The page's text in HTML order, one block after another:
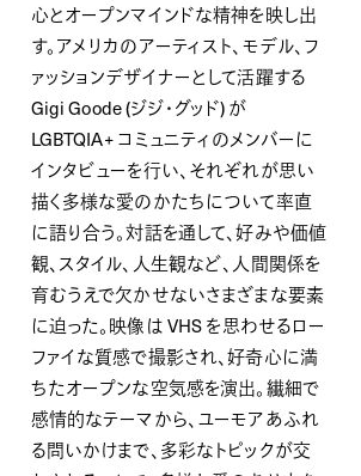
心とオープンマインドな精神を映し出
す。アメリカのアーティスト、モデル、フ
ァッションデザイナーとして活躍する
Gigi Goode (ジジ・グッド) が
LGBTQIA+ コミュニティのメンバーに
インタビューを行い、それぞれが思い
描く多様な愛のかたちについて率直
に語り合う。対話を通して、好みや価値
観、スタイル、人生観など、人間関係を
育むうえで欠かせないさまざまな要素
に迫った。映像は VHS を思わせるロー
ファイな質感で撮影され、好奇心に満
ちたオープンな空気感を演出。繊細で
感情的なテーマから、ユーモアあふれ
る問いかけまで、多彩なトピックが交